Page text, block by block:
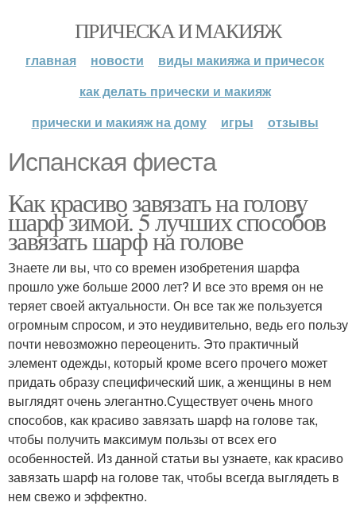
ПРИЧЕСКА И МАКИЯЖ
главная новости
виды макияжа и причесок
как делать прически и макияж
прически и макияж на дому
игры отзывы
Испанская фиеста
Как красиво завязать на голову
шарф зимой. 5 лучших способов
завязать шарф на голове
Знаете ли вы, что со времен изобретения шарфа
прошло уже больше 2000 лет? И все это время он не
теряет своей актуальности. Он все так же пользуется
огромным спросом, и это неудивительно, ведь его пользу
почти невозможно переоценить. Это практичный
элемент одежды, который кроме всего прочего может
придать образу специфический шик, а женщины в нем
выглядят очень элегантно.Существует очень много
способов, как красиво завязать шарф на голове так,
чтобы получить максимум пользы от всех его
особенностей. Из данной статьи вы узнаете, как красиво
завязать шарф на голове так, чтобы всегда выглядеть в
нем свежо и эффектно.